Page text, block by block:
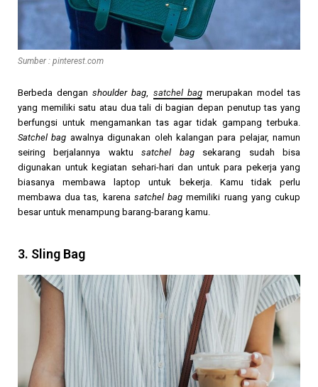
Sumber : pinterest.com
Berbeda denganshoulder bag, satchel bagmerupakan model tas
yang memiliki satu atau dua tali di bagian depan penutup tas yang
berfungsi untuk mengamankan tas agar tidak gampang terbuka.
Satchel bag awalnya digunakan oleh kalangan para pelajar, namun
seiring berjalannya waktusatchel bagsekarang sudah bisa
digunakan untuk kegiatan sehari-hari dan untuk para pekerja yang
biasanya membawa laptop untuk bekerja. Kamu tidak perlu
membawa dua tas, karena satchel bag memiliki ruang yang cukup
besar untuk menampung barang-barang kamu.
3. Sling Bag